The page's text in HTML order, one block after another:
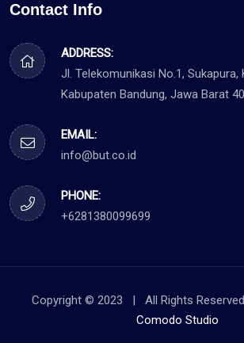
Contact Info
ADDRESS:
Jl. Telekomunikasi No.1, Sukapura,
Kabupaten Bandung, Jawa Barat
EMAIL:
info@but.co.id
PHONE:
+6281380099699
Copyright © 2023 | All Rights
Comodo Studio